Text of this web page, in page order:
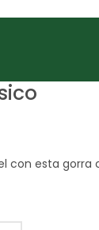
con esta gorra